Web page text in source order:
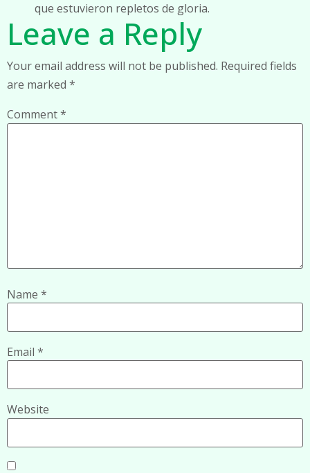
que estuvieron repletos de gloria.
Leave a Reply
Your email address will not be published. Required fields
are marked *
Comment*
Name *
Email *
Website